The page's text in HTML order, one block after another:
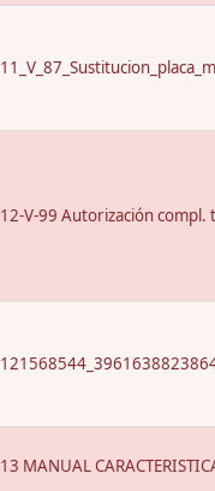
12-V-99 Autorización
13 MANUAL